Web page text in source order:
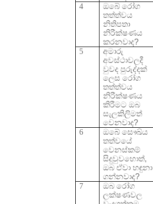
4
ඔබේ රෝග
තත්ත්වය
නිතිපතා
නිරීක්ෂණය
කරනවාද?
5
අමාරු
අවස්ථාවලදී
වුවද පුරුද්දක්
ලෙස රෝග
තත්ත්වය
නිරීක්ෂණය
කිරීමට ඔබ
සැලකිලිමත්
වෙනවාද?
6
ඔබේ සෞඛ්ය
තත්වයේ
වෙනස්කම්
සිදුවුවහොත්,
ඔබ ඒවා හඳුනා
ගන්නවාද?
7
ඔබ රෝග
ලක්ෂණවල